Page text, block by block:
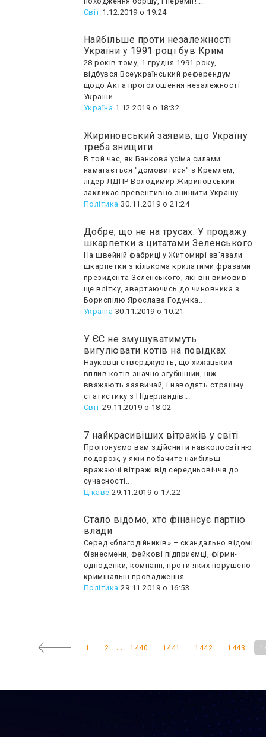
Світ 1.12.2019 о 19:24
Найбільше проти незалежності
України у 1991 році був Крим
28 років тому, 1 грудня 1991 року,
відбувся Всеукраїнський референдум
щодо Акта проголошення незалежності
України....
Україна 1.12.2019 о 18:32
Жириновський заявив, що Україну
треба знищити
В той час, як Банкова усіма силами
намагається "домовитися" з Кремлем,
лідер ЛДПР Володимир Жириновський
закликає превентивно знищити Україну...
Політика 30.11.2019 о 21:24
Добре, що не на трусах. У продажу
шкарпетки з цитатами Зеленського
На швейній фабриці у Житомирі зв'язали
шкарпетки з кількома крилатими фразами
президента Зеленського, які він вимовив
ще влітку, звертаючись до чиновника з
Бориспілю Ярослава Годунка...
Україна 30.11.2019 о 10:21
У ЄС не змушуватимуть
вигулювати котів на повідках
Науковці стверджують, що хижацький
вплив котів значно згубніший, ніж
вважають зазвичай, і наводять страшну
статистику з Нідерландів...
Світ 29.11.2019 о 18:02
7 найкрасивіших вітражів у світі
Пропонуємо вам здійснити навколосвітню
подорож, у якій побачите найбільш
вражаючі вітражі від середньовіччя до
сучасності...
Цікаве 29.11.2019 о 17:22
Стало відомо, хто фінансує партію
влади
Серед «благодійників» – скандально відомі
бізнесмени, фейкові підприємці, фірми-
одноденки, компанії, проти яких порушено
кримінальні провадження...
Політика 29.11.2019 о 16:53
1 2 1440 1441 1442 1443